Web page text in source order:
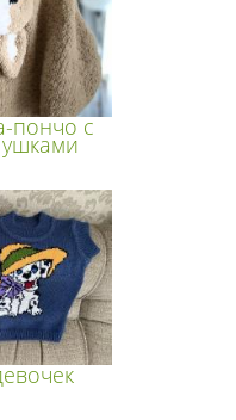
пончо с